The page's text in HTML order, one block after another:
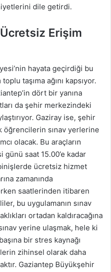
dile getirdi.
Erişim
hayata geçirdiği bu
taşıma ağını kapsıyor.
dört bir yanına
da şehir merkezindeki
Gaziray ise, şehir
öğrencilerin sınav yerlerine
olacak. Bu araçların
günü saat 15.00’e kadar
ücretsiz hizmet
zamanında
saatlerinden itibaren
bu uygulamanın sınav
ortadan kaldıracağına
yerine ulaşmak, hele ki
bir stres kaynağı
zihinsel olarak daha
Gaziantep Büyükşehir